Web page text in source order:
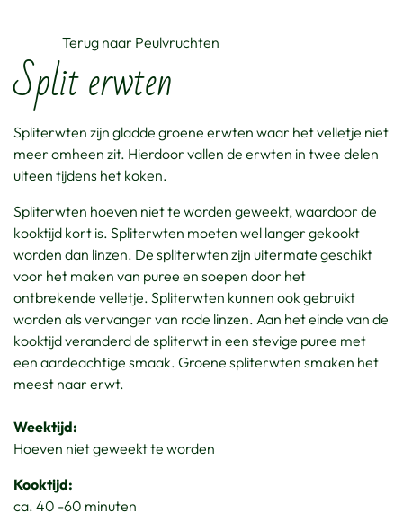
Terug naar Peulvruchten
Split erwten
Spliterwten zijn gladde groene erwten waar het velletje niet
meer omheen zit. Hierdoor vallen de erwten in twee delen
uiteen tijdens het koken.
Spliterwten hoeven niet te worden geweekt, waardoor de
kooktijd kort is. Spliterwten moeten wel langer gekookt
worden dan linzen. De spliterwten zijn uitermate geschikt
voor het maken van puree en soepen door het
ontbrekende velletje. Spliterwten kunnen ook gebruikt
worden als vervanger van rode linzen. Aan het einde van de
kooktijd veranderd de spliterwt in een stevige puree met
een aardeachtige smaak. Groene spliterwten smaken het
meest naar erwt.
Weektijd:
Hoeven niet geweekt te worden
Kooktijd:
ca. 40 -60 minuten